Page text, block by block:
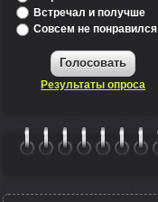
Встречал и получше
Совсем не понравился
Голосовать
Результаты опроса